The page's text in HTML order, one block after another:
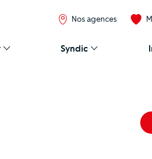
Nos agences
Syndic